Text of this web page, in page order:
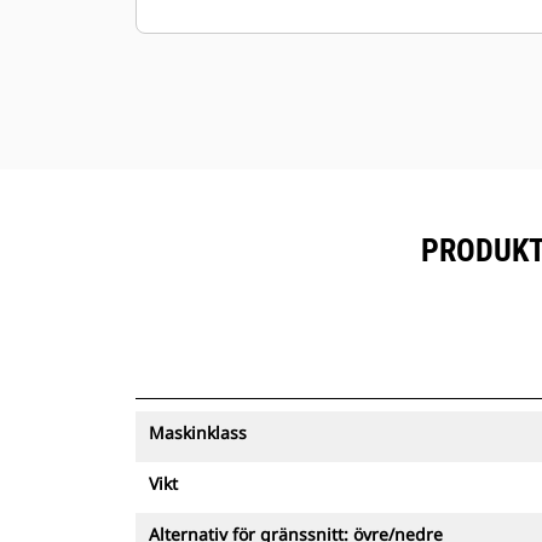
låter föraren visuellt bekräfta, inifrån
Hydrauliska snabbkopplingar kräver
Genom att minska behovet av att
ompositionera maskinen hjälper
säkerheten på arbetsplatsen. Förare
Maskinklass
Vikt
Alternativ för gränssnitt: övre/nedre